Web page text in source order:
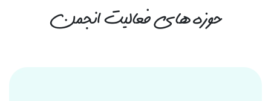
حوزه های فعالیت انجمن